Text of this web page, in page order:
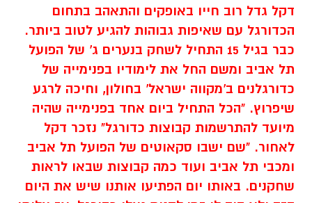
דקל גדל רוב חייו באופקים והתאהב בתחום
הכדורגל עם שאיפות גבוהות להגיע לטוב ביותר.
כבר בגיל 15 התחיל לשחק בנערים ג' של הפועל
תל אביב ומשם החל את לימודיו בפנימייה של
כדורגלנים ב'מקווה ישראל' בחולון, וחיכה לרגע
שיפרוץ. "הכל התחיל ביום אחד בפנימייה שהיה
מיועד להתרשמות קבוצות כדורגל" נזכר דקל
לאחור. "שם ישבו סקאוטים של הפועל תל אביב
ומכבי תל אביב ועוד כמה קבוצות שבאו לראות
שחקנים. באותו יום הפתיעו אותנו שיש את היום